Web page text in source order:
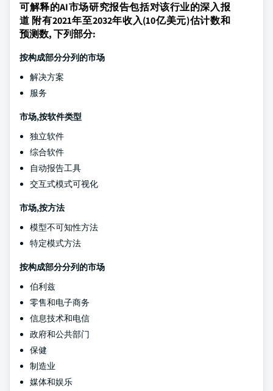
可解释的AI市场研究报告包括对该行业的深入报
道 附有2021年至2032年收入(10亿美元)估计数和
预测数, 下列部分:
按构成部分分列的市场
解决方案
服务
市场,按软件类型
独立软件
综合软件
自动报告工具
交互式模式可视化
市场,按方法
模型不可知性方法
特定模式方法
按构成部分分列的市场
伯利兹
零售和电子商务
信息技术和电信
政府和公共部门
保健
制造业
媒体和娱乐